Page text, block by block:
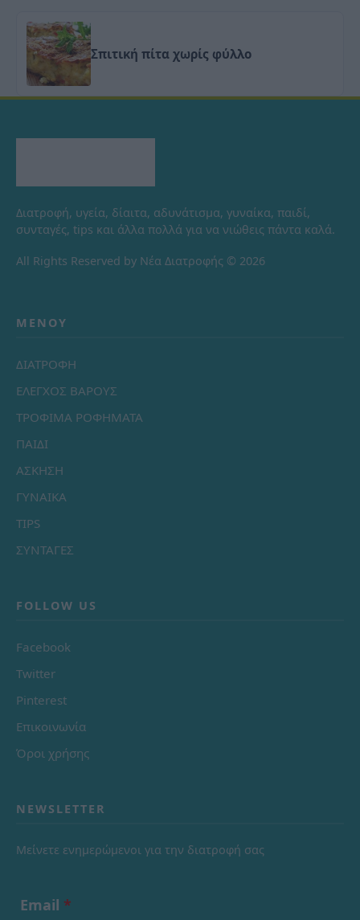
Σπιτική πίτα χωρίς φύλλο
Διατροφή, υγεία, δίαιτα, αδυνάτισμα, γυναίκα, παιδί,
συνταγές, tips και άλλα πολλά για να νιώθεις πάντα καλά.
All Rights Reserved by Νέα Διατροφής © 2026
ΜΕΝΟΎ
ΔΙΑΤΡΟΦΗ
ΕΛΕΓΧΟΣ ΒΑΡΟΥΣ
ΤΡΟΦΙΜΑ ΡΟΦΗΜΑΤΑ
ΠΑΙΔΙ
ΑΣΚΗΣΗ
ΓΥΝΑΙΚΑ
TIPS
ΣΥΝΤΑΓΕΣ
FOLLOW US
Facebook
Twitter
Pinterest
Επικοινωνία
Όροι χρήσης
NEWSLETTER
Μείνετε ενημερώμενοι για την διατροφή σας
Email *